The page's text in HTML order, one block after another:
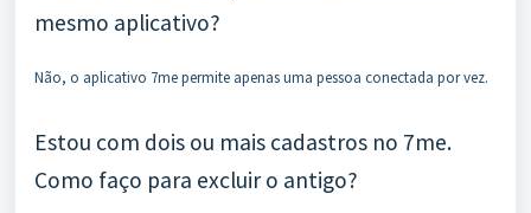
mesmo aplicativo?
Não, o aplicativo 7me permite apenas uma pessoa conectada por vez.
Estou com dois ou mais cadastros no 7me.
Como faço para excluir o antigo?